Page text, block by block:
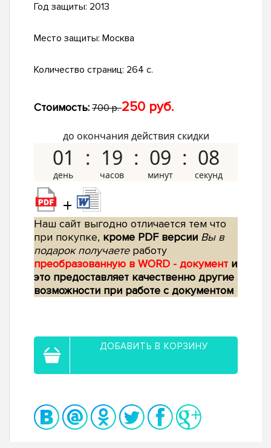
Год защиты: 2013
Место защиты: Москва
Количество страниц: 264 с.
Стоимость: 700 р.250 руб.
до окончания действия скидки
01 19 09 07
+
Наш сайт выгодно отличается тем что
при покупке, кроме PDF версии Вы в
подарок получаетеработу
преобразованную в WORD - документ и
это предоставляет качественно другие
возможности при работе с документом
ДОБАВИТЬ В КОРЗИНУ